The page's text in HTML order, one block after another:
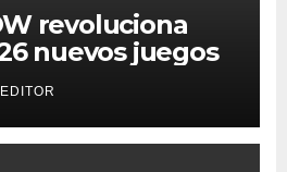
revoluciona
nuevos juegos
EDITOR